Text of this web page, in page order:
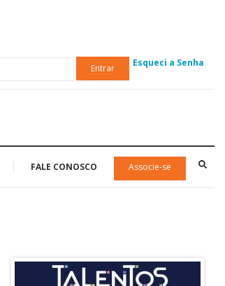
Entrar Esqueci a Senha
FALE CONOSCO Associe-se